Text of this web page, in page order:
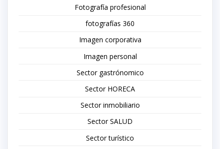
Fotografía profesional
fotografías 360
Imagen corporativa
Imagen personal
Sector gastrónomico
Sector HORECA
Sector inmobiliario
Sector SALUD
Sector turístico